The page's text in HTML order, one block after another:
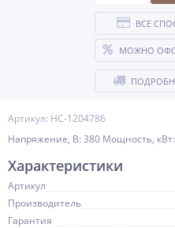
Артикул: НС-1204786
Напряжение, В: 380 Мощность,
ВСЕ
МОЖНО
Характеристики
Артикул
Производитель
Гарантия